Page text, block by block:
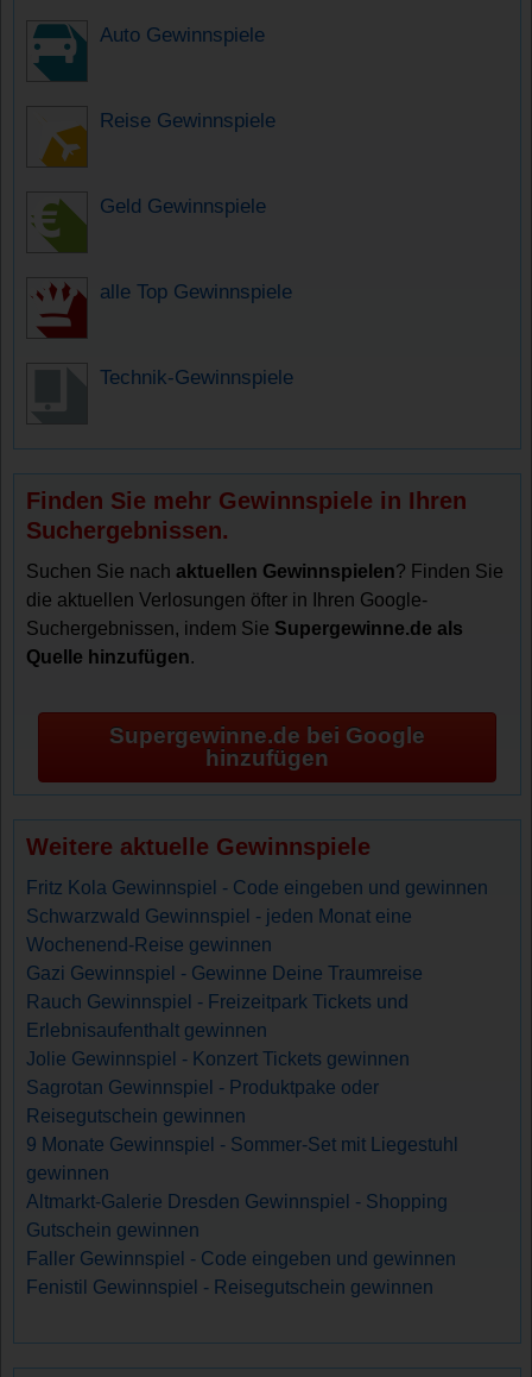
Auto Gewinnspiele
Reise Gewinnspiele
Geld Gewinnspiele
alle Top Gewinnspiele
Technik-Gewinnspiele
Finden Sie mehr Gewinnspiele in Ihren
Suchergebnissen.
Suchen Sie nachaktuellen Gewinnspielen? Finden Sie
die aktuellen Verlosungen öfter in Ihren Google-
Suchergebnissen, indem Sie Supergewinne.de als
Quelle hinzufügen.
Supergewinne.de bei Google
hinzufügen
Weitere aktuelle Gewinnspiele
Fritz Kola Gewinnspiel - Code eingeben und gewinnen
Schwarzwald Gewinnspiel - jeden Monat eine
Wochenend-Reise gewinnen
Gazi Gewinnspiel - Gewinne Deine Traumreise
Rauch Gewinnspiel - Freizeitpark Tickets und
Erlebnisaufenthalt gewinnen
Jolie Gewinnspiel - Konzert Tickets gewinnen
Sagrotan Gewinnspiel - Produktpake oder
Reisegutschein gewinnen
9 Monate Gewinnspiel - Sommer-Set mit Liegestuhl
gewinnen
Altmarkt-Galerie Dresden Gewinnspiel - Shopping
Gutschein gewinnen
Faller Gewinnspiel - Code eingeben und gewinnen
Fenistil Gewinnspiel - Reisegutschein gewinnen